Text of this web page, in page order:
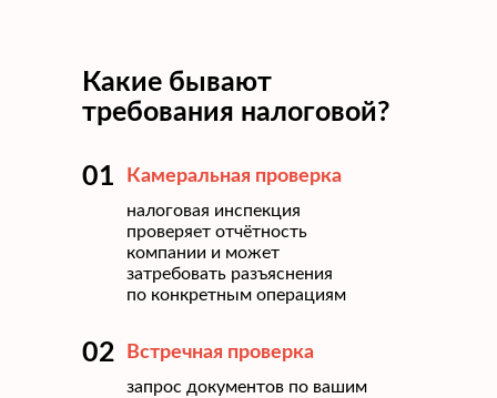
Какие бывают
требования налоговой?
налоговая инспекция
проверяет отчётность
компании и может
затребовать разъяснения
по конкретным операциям
Камеральная проверка
01
Встречная проверка
запрос документов по вашим
02